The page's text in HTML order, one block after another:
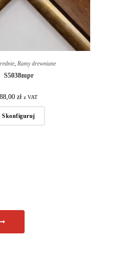
, Ramy drewniane
S5038mpr
88,00zł z VAT
Skonfiguruj